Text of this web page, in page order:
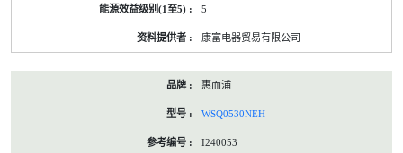
5
康富电器贸易有限公司
惠而浦
WSQ0530NEH
I240053